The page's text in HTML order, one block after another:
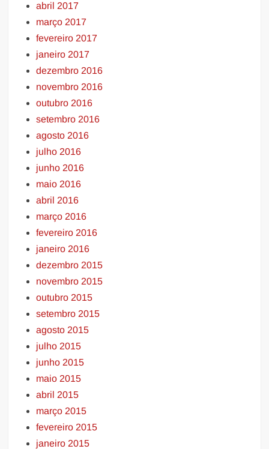
abril 2017
março 2017
fevereiro 2017
janeiro 2017
dezembro 2016
novembro 2016
outubro 2016
setembro 2016
agosto 2016
julho 2016
junho 2016
maio 2016
abril 2016
março 2016
fevereiro 2016
janeiro 2016
dezembro 2015
novembro 2015
outubro 2015
setembro 2015
agosto 2015
julho 2015
junho 2015
maio 2015
abril 2015
março 2015
fevereiro 2015
janeiro 2015